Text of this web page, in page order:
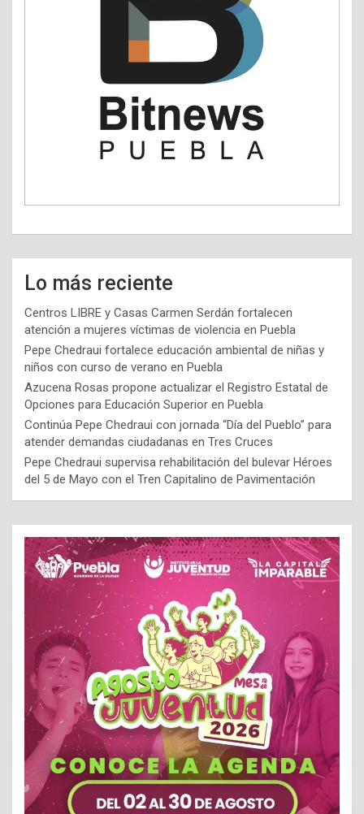
Lo más reciente
Centros LIBRE y Casas Carmen Serdán fortalecen
atención a mujeres víctimas de violencia en Puebla
Pepe Chedraui fortalece educación ambiental de niñas y
niños con curso de verano en Puebla
Azucena Rosas propone actualizar el Registro Estatal de
Opciones para Educación Superior en Puebla
Continúa Pepe Chedraui con jornada “Día del Pueblo” para
atender demandas ciudadanas en Tres Cruces
Pepe Chedraui supervisa rehabilitación del bulevar Héroes
del 5 de Mayo con el Tren Capitalino de Pavimentación